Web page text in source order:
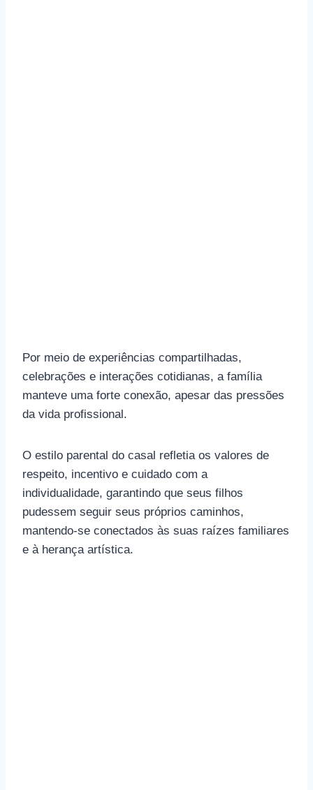
Por meio de experiências compartilhadas,
celebrações e interações cotidianas, a família
manteve uma forte conexão, apesar das pressões
da vida profissional.
O estilo parental do casal refletia os valores de
respeito, incentivo e cuidado com a
individualidade, garantindo que seus filhos
pudessem seguir seus próprios caminhos,
mantendo-se conectados às suas raízes familiares
e à herança artística.